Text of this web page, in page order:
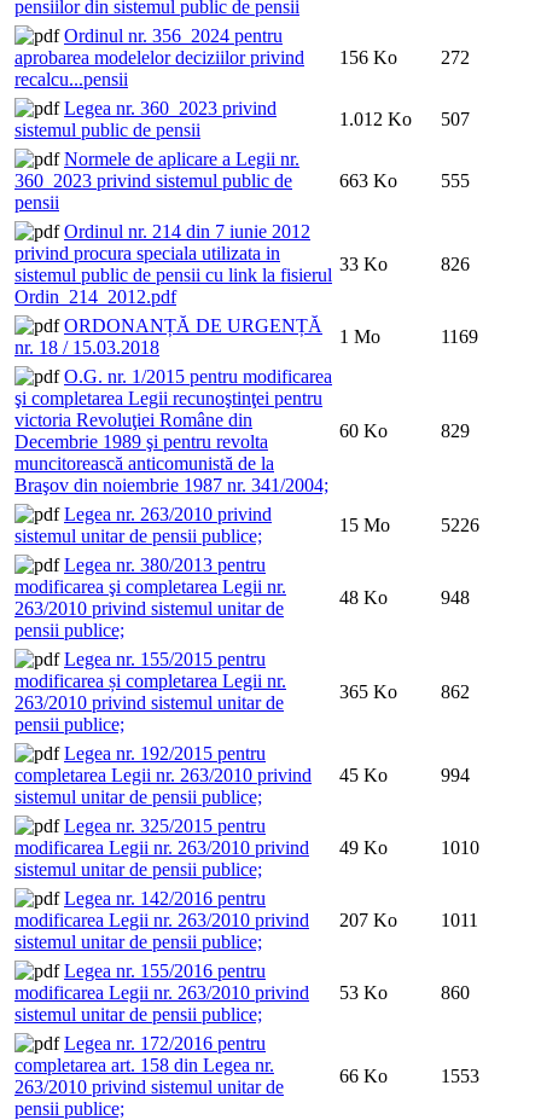
pensiilor din sistemul public de pensii
Ordinul nr. 356_2024 pentru
aprobarea modelelor deciziilor privind
recalcu...pensii
156 Ko 272
Legea nr. 360_2023 privind
sistemul public de pensii
1.012 Ko
507
Normele de aplicare a Legii nr.
360_2023 privind sistemul public de
pensii
663 Ko 555
Ordinul nr. 214 din 7 iunie 2012
privind procura speciala utilizata in
sistemul public de pensii cu link la fisierul
Ordin_214_2012.pdf
33 Ko 826
ORDONANȚĂ DE URGENȚĂ
nr. 18 / 15.03.2018
1 Mo
1169
O.G. nr. 1/2015 pentru modificarea
şi completarea Legii recunoştinţei pentru
victoria Revoluţiei Române din
Decembrie 1989 şi pentru revolta
muncitorească anticomunistă de la
Braşov din noiembrie 1987 nr. 341/2004;
60 Ko 829
Legea nr. 263/2010 privind
sistemul unitar de pensii publice;
15 Mo
5226
Legea nr. 380/2013 pentru
modificarea şi completarea Legii nr.
263/2010 privind sistemul unitar de
pensii publice;
48 Ko 948
Legea nr. 155/2015 pentru
modificarea și completarea Legii nr.
263/2010 privind sistemul unitar de
pensii publice;
365 Ko 862
Legea nr. 192/2015 pentru
completarea Legii nr. 263/2010 privind
sistemul unitar de pensii publice;
45 Ko 994
Legea nr. 325/2015 pentru
modificarea Legii nr. 263/2010 privind
sistemul unitar de pensii publice;
49 Ko 1010
Legea nr. 142/2016 pentru
modificarea Legii nr. 263/2010 privind
sistemul unitar de pensii publice;
207 Ko 1011
Legea nr. 155/2016 pentru
modificarea Legii nr. 263/2010 privind
sistemul unitar de pensii publice;
53 Ko 860
Legea nr. 172/2016 pentru
completarea art. 158 din Legea nr.
263/2010 privind sistemul unitar de
pensii publice;
66 Ko 1553